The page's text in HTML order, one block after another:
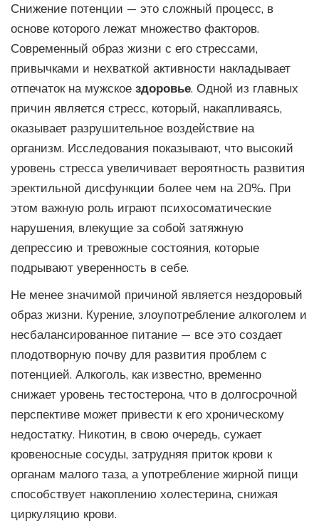
Снижение потенции — это сложный процесс, в
основе которого лежат множество факторов.
Современный образ жизни с его стрессами,
привычками и нехваткой активности накладывает
отпечаток на мужское здоровье. Одной из главных
причин является стресс, который, накапливаясь,
оказывает разрушительное воздействие на
организм. Исследования показывают, что высокий
уровень стресса увеличивает вероятность развития
эректильной дисфункции более чем на 20%. При
этом важную роль играют психосоматические
нарушения, влекущие за собой затяжную
депрессию и тревожные состояния, которые
подрывают уверенность в себе.
Не менее значимой причиной является нездоровый
образ жизни. Курение, злоупотребление алкоголем и
несбалансированное питание — все это создает
плодотворную почву для развития проблем с
потенцией. Алкоголь, как известно, временно
снижает уровень тестостерона, что в долгосрочной
перспективе может привести к его хроническому
недостатку. Никотин, в свою очередь, сужает
кровеносные сосуды, затрудняя приток крови к
органам малого таза, а употребление жирной пищи
способствует накоплению холестерина, снижая
циркуляцию крови.